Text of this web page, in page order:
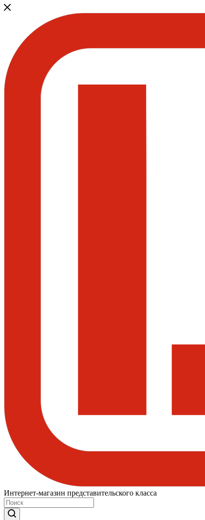
Интернет-магазин представительского класса